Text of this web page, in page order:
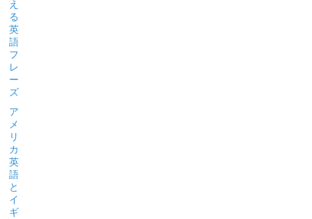
え
る
英
語
フ
レ
ー
ズ
ア
メ
リ
カ
英
語
と
イ
ギ